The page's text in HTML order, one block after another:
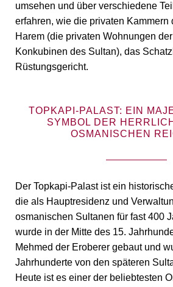
umsehen und über verschiedene
erfahren, wie die privaten Kammern
Harem (die privaten Wohnungen
Konkubinen des Sultan), das
Rüstungsgericht.
TOPKAPI-PALAST: EIN
SYMBOL DER
OSMANISCHEN
Der Topkapi-Palast ist ein
die als Hauptresidenz und
osmanischen Sultanen für fast 400
wurde in der Mitte des 15.
Mehmed der Eroberer gebaut und
Jahrhunderte von den späteren
Heute ist es einer der beliebtesten